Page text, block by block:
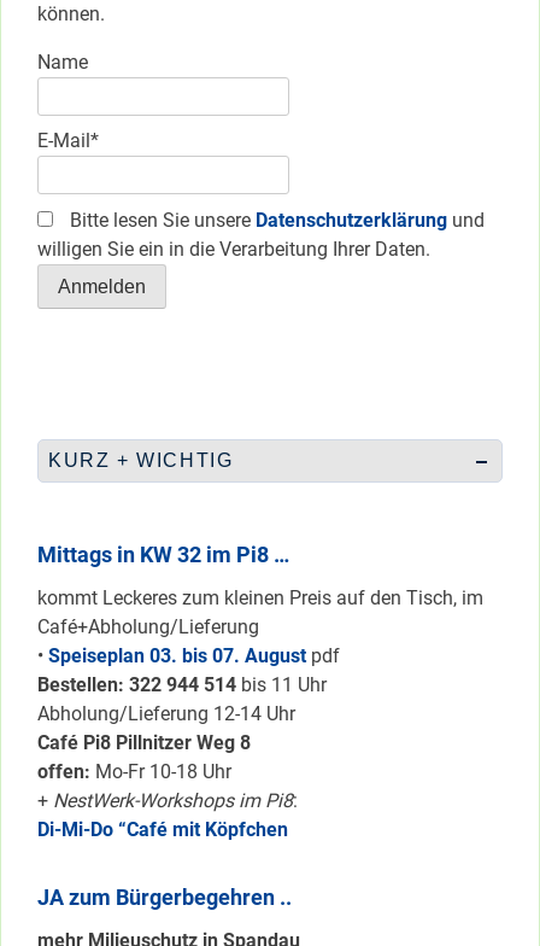
können.
Name
E-Mail*
Bitte lesen Sie unsere Datenschutzerklärung und
willigen Sie ein in die Verarbeitung Ihrer Daten.
KURZ + WICHTIG
Mittags in KW 32 im Pi8 …
kommt Leckeres zum kleinen Preis auf den Tisch, im
Café+Abholung/Lieferung
• Speiseplan 03. bis 07. August pdf
Bestellen: 322 944 514 bis 11 Uhr
Abholung/Lieferung 12-14 Uhr
Café Pi8 Pillnitzer Weg 8
offen: Mo-Fr 10-18 Uhr
+ NestWerk-Workshops im Pi8:
Di-Mi-Do “Café mit Köpfchen
JA zum Bürgerbegehren ..
mehr Milieuschutz in Spandau